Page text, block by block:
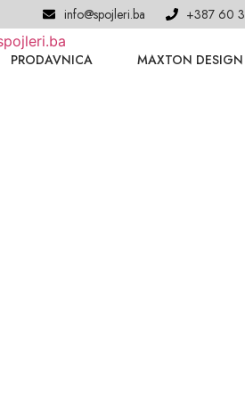
info@spojleri.ba +387 60
PRODAVNICA MAXTON DESIGN